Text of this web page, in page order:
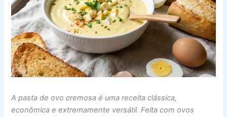
A pasta de ovo cremosa é uma receita clássica,
econômica e extremamente versátil. Feita com ovos